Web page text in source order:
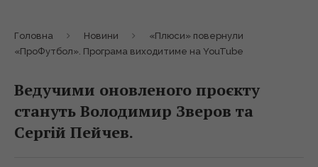
Головна Новини
«Плюси» повернули
«ПроФутбол». Програма виходитиме на YouTube
Ведучими оновленого проєкту
стануть Володимир Зверов та
Сергій Пейчев.